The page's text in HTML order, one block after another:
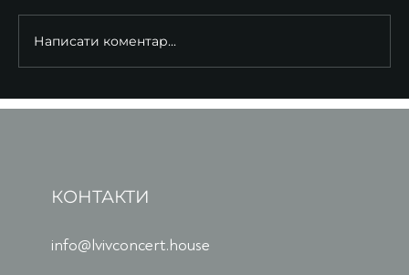
Написати коментар...
КОНТАКТИ
info@lvivconcert.house